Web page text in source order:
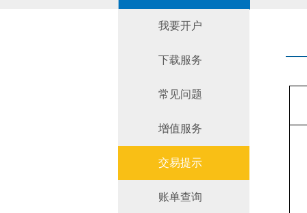
我要开户
下载服务
常见问题
增值服务
交易提示
账单查询